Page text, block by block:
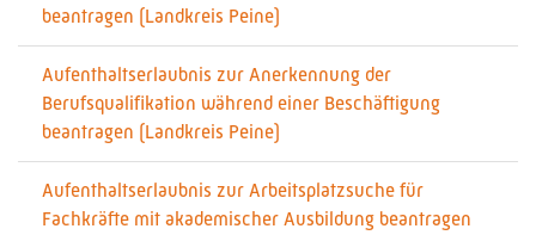
beantragen (Landkreis Peine)
Aufenthaltserlaubnis zur Anerkennung der
Berufsqualifikation während einer Beschäftigung
beantragen (Landkreis Peine)
Aufenthaltserlaubnis zur Arbeitsplatzsuche für
Fachkräfte mit akademischer Ausbildung beantragen